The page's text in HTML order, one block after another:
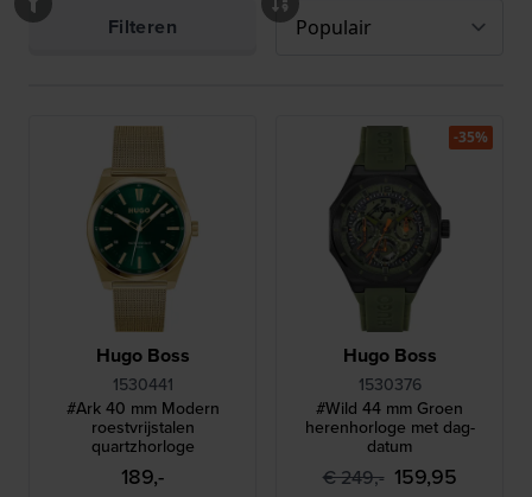
Filteren
Hugo Boss
1530441
#Ark 40 mm Modern
roestvrijstalen
quartzhorloge
189,-
Hugo Boss
1530376
#Wild 44 mm Groen
herenhorloge met dag-
datum
€ 249,- 159,95
-35%